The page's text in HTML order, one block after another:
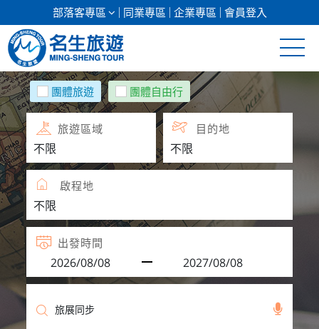
部落客專區 同業專區 企業專區 會員登入
清倉促銷
日本專館
郵輪假期
海島假期
韓國
東南亞
美加紐澳
團體旅遊 團體自由行
旅遊區域 目的地
啟程地
出發時間